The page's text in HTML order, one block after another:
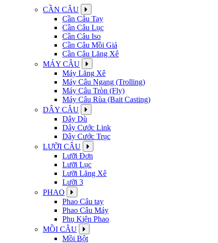
CẦN CÂU
Cần Câu Tay
Cần Câu Lục
Cần Câu Iso
Cần Câu Mồi Giả
Cần Câu Lăng Xê
MÁY CÂU
Máy Lăng Xê
Máy Câu Ngang (Trolling)
Máy Câu Tròn (Fly)
Máy Câu Rùa (Bait Casting)
DÂY CÂU
Dây Dù
Dây Cước Link
Dây Cước Trục
LƯỠI CÂU
Lưỡi Đơn
Lưỡi Lục
Lưỡi Lăng Xê
Lưỡi 3
PHAO
Phao Câu tay
Phao Câu Máy
Phụ Kiện Phao
MỒI CÂU
Mồi Bột